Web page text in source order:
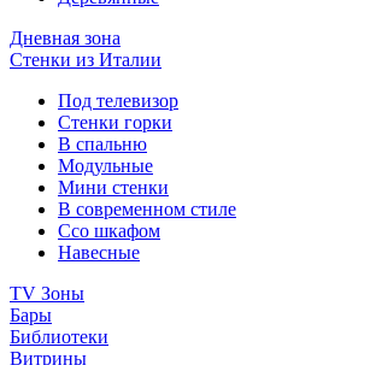
Дневная зона
Стенки из Италии
Под телевизор
Стенки горки
В спальню
Модульные
Мини стенки
В современном стиле
Ссо шкафом
Навесные
TV Зоны
Бары
Библиотеки
Витрины